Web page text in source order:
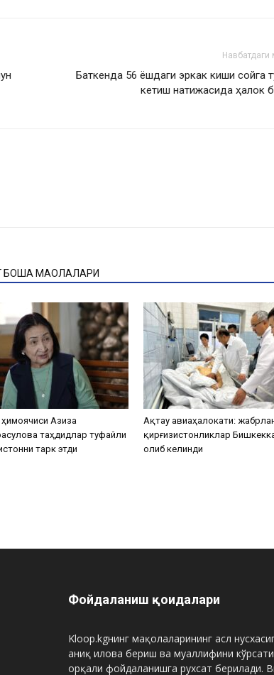
Навбатдаги
Баткенда 56 ёшдаги эркак киши сойга
кетиш натижасида ҳалок
МАҚОЛАЛАРИ
Азиза
таҳдидлар туфайли
тарк этди
Ақтау авиаҳалокати:
қирғизистонликлар
олиб келинди
Фойдаланиш қоидалари
Kloop.kgнинг мақолаларининг асл
аниқ илова бериш ва муаллифини
орқали фойдаланишга рухсат берилади.